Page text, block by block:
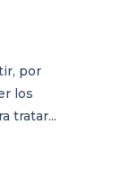
por
los
tratar...